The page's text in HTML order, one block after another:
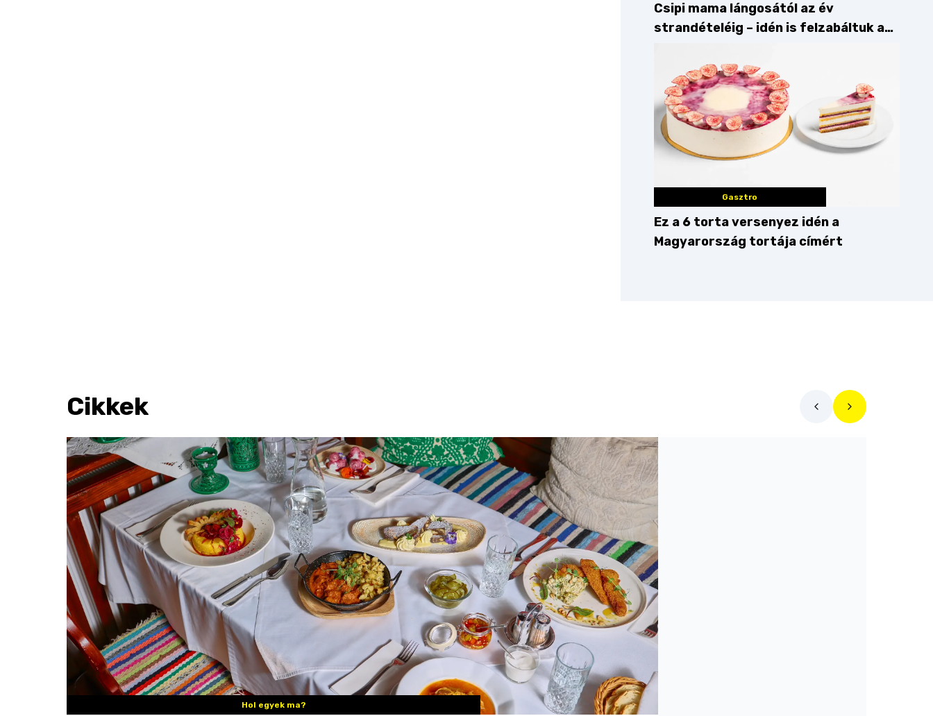
Csipi mama lángosától az év
strandételéig – idén is felzabáltuk a
Gasztro
Ez a 6 torta versenyez idén a
Magyarország tortája címért
Cikkek
Hol egyek ma?